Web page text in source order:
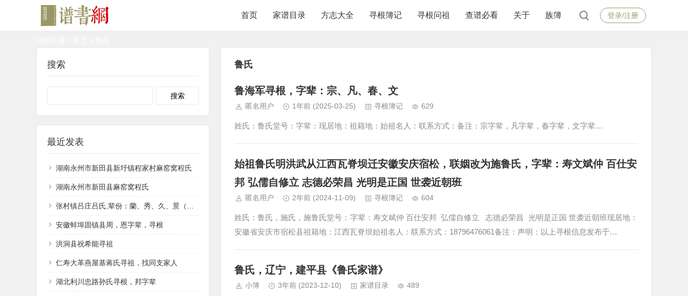
登录/注册
首页 家谱目录 方志大全 寻根簿记 寻根问祖 查谱必看 关于 族簿
鲁氏
鲁海军寻根，字辈：宗、凡、春、文
匿名用户 1年前 (2025-03-25) 寻根簿记 629
姓氏：鲁氏堂号：字辈：现居地：祖籍地：始祖名人：联系方式：备注：宗字辈，凡字辈，春字辈，文字辈…
始祖鲁氏明洪武从江西瓦脊坝迁安徽安庆宿松，联姻改为施鲁氏，字辈：寿文斌仲 百仕安
邦 弘儒自修立 志德必荣昌 光明是正国 世袭近朝班
匿名用户 2年前 (2024-11-09) 寻根簿记 604
姓氏：鲁氏，施氏，施鲁氏堂号：字辈：寿文斌仲 百仕安邦 弘儒自修立 志德必荣昌 光明是正国 世袭近朝班现居地：
安徽省安庆市宿松县祖籍地：江西瓦脊坝始祖名人：联系方式：18796476061备注：声明：以上寻根信息发布于…
鲁氏，辽宁，建平县《鲁氏家谱》
小簿 3年前 (2023-12-10) 家谱目录 489
搜索
Search
最近发表
湖南永州市新田县新圩镇程家村麻窑窝程氏
湖南永州市新田县麻窑窝程氏
张村镇吕庄吕氏,辈份：蘭、秀、久、景（井）、香、兴。
安徽蚌埠固镇县周，恩字辈，寻根
洪洞县祝希能寻祖
仁寿大革燕屋基蒋氏寻祖，找同支家人
湖北利川忠路孙氏寻根，邦字辈